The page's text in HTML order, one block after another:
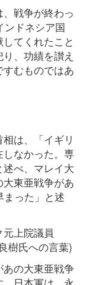
、戦争が終わっ
ンドネシア国
てくれたこと
、功績を讃え
むものではあ
は、「イギリ
なかった。専
べ、マレイ大
東亜戦争があ
まった」と述
上院議員
樹氏への言葉)
あの大東亜戦争